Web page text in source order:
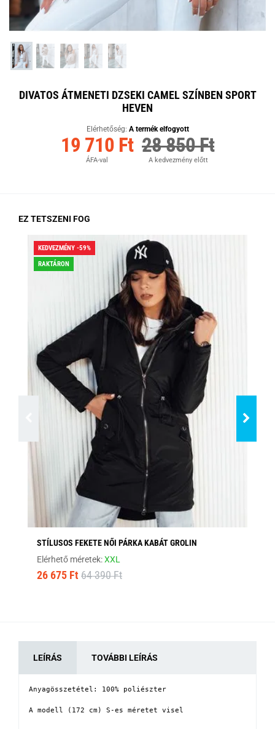
DIVATOS ÁTMENETI DZSEKI CAMEL SZÍNBEN SPORT
HEVEN
Elérhetőség: A termék elfogyott
19 710 Ft
ÁFA-val
28 850 Ft
A kedvezmény előtt
EZ TETSZENI FOG
KEDVEZMÉNY -59%
RAKTÁRON
STÍLUSOS FEKETE NŐI PÁRKA KABÁT GROLIN
Elérhető méretek:XXL
26 675 Ft 64 390 Ft
LEÍRÁS TOVÁBBI LEÍRÁS
Anyagösszetétel: 100% poliészter
A modell (172 cm) S-es méretet visel